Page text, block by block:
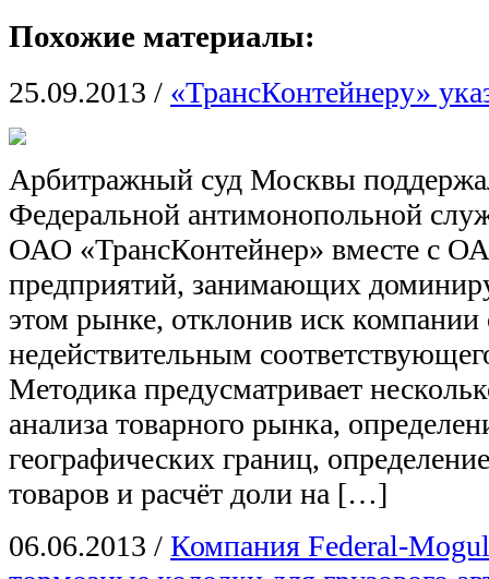
Похожие материалы:
25.09.2013 / «ТрансКонтейнеру»
Арбитражный суд Москвы
Федеральной антимонопольной
ОАО «ТрансКонтейнер» вместе с
предприятий, занимающих
этом рынке, отклонив иск
недействительным
Методика предусматривает
анализа товарного рынка,
географических границ,
товаров и расчёт доли на […]
06.06.2013 / Компания Federal-Mogul